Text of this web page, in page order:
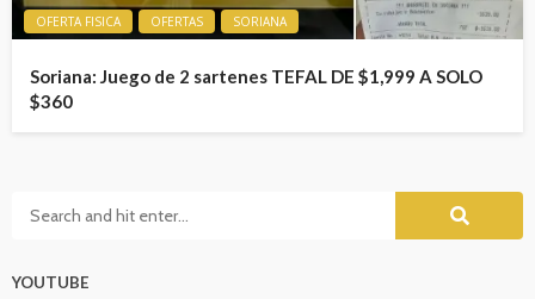
OFERTA FISICA OFERTAS SORIANA
Soriana: Juego de 2 sartenes TEFAL DE $1,999 A SOLO
$360
YOUTUBE